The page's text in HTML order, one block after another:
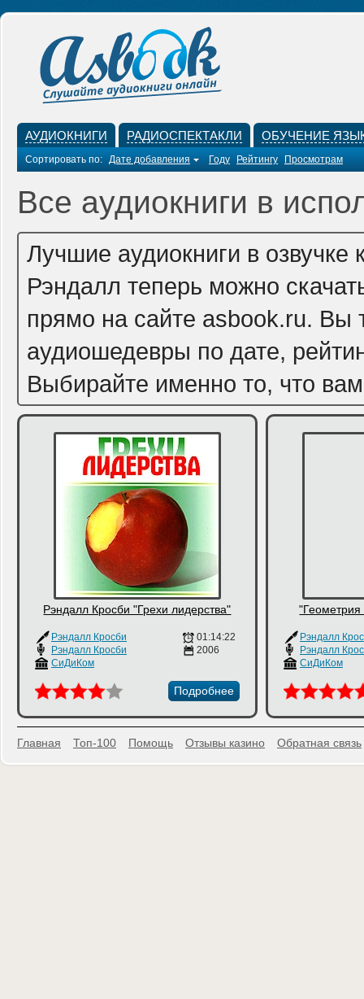
АУДИОКНИГИ РАДИОСПЕКТАКЛИ ОБУЧЕНИЕ
Сортировать по: Дате добавления Году Рейтингу Просмотрам
Все аудиокниги в
Лучшие аудиокниги в
Рэндалл теперь можно
прямо на сайте asbook.ru. Вы
аудиошедевры по дате,
Выбирайте именно то, что
Рэндалл Кросби "Грехи лидерства"
Рэндалл Кросби
Рэндалл Кросби
СиДиКом
01:14:22
2006
Подробнее
"Геометрия
Рэндалл
Рэндалл
СиДиКом
Главная Топ-100 Помощь Отзывы казино Обратная связь